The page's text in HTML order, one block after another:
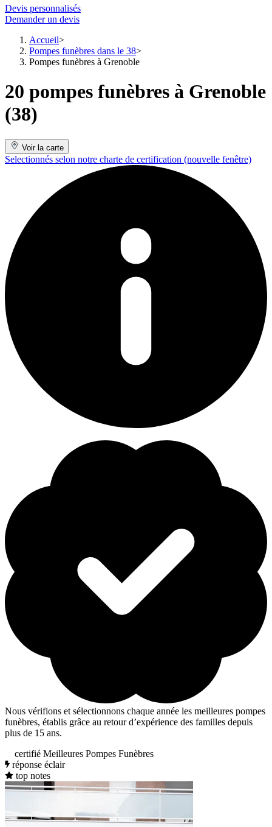
Devis personnalisés
Demander un devis
Accueil
Pompes funèbres dans le 38
Pompes funèbres à Grenoble
20 pompes funèbres à Grenoble
(38)
Voir la carte
Selectionnés selon notre charte de certification (nouvelle fenêtre)
Nous vérifions et sélectionnons chaque année les meilleures pompes
funèbres, établis grâce au retour d’expérience des familles depuis
plus de 15 ans.
certifié Meilleures Pompes Funèbres
réponse éclair
top notes